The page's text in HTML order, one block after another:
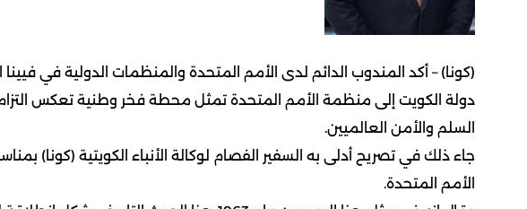
دولة الكويت إلى منظمة الأمم المتحدة تمثل محطة فخر وطنية تعكس التزام
السلم والأمن العالميين.
الأمم المتحدة.